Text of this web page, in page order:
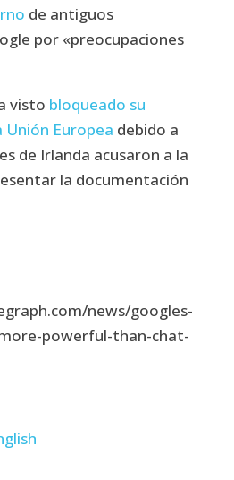
de antiguos
por «preocupaciones
visto bloqueado su
Europea debido a
de Irlanda acusaron a la
la documentación
news/googles-
powerful-than-chat-